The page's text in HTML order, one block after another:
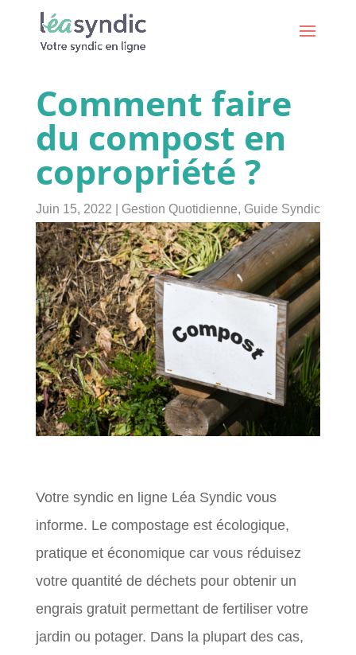
Comment faire
du compost en
copropriété ?
Juin 15, 2022 Gestion Quotidienne, Guide Syndic
Votre syndic en ligne Léa Syndic vous
informe. Le compostage est écologique,
pratique et économique car vous réduisez
votre quantité de déchets pour obtenir un
engrais gratuit permettant de fertiliser votre
jardin ou potager. Dans la plupart des cas,